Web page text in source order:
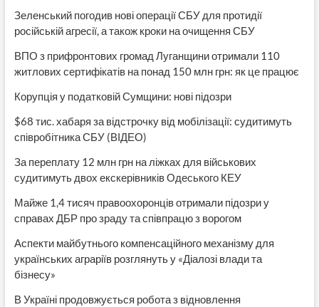
Зеленський погодив нові операції СБУ для протидії
російській агресії, а також кроки на очищення СБУ
ВПО з прифронтових громад Луганщини отримали 110
житлових сертифікатів на понад 150 млн грн: як це працює
Корупція у податковій Сумщини: нові підозри
$68 тис. хабаря за відстрочку від мобілізації: судитимуть
співробітника СБУ (ВІДЕО)
За переплату 12 млн грн на ліжках для військових
судитимуть двох екскерівників Одеського КЕУ
Майже 1,4 тисяч правоохоронців отримали підозри у
справах ДБР про зраду та співпрацю з ворогом
Аспекти майбутнього компенсаційного механізму для
українських аграріїв розглянуть у «Діалозі влади та
бізнесу»
В Україні продовжується робота з відновлення